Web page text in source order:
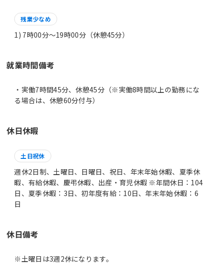
残業少なめ
1) 7時00分〜19時00分（休憩45分）
就業時間備考
・実働7時間45分、休憩45分（※実働8時間以上の勤務にな
休日休暇
土日祝休
週休2日制、土曜日、日曜日、祝日、年末年始休暇、夏季休
暇、有給休暇、慶弔休暇、出産・育児休暇 ※年間休日：104
日、夏季休暇：3日、初年度有給：10日、年末年始休暇：6
日
休日備考
※土曜日は3週2休になります。